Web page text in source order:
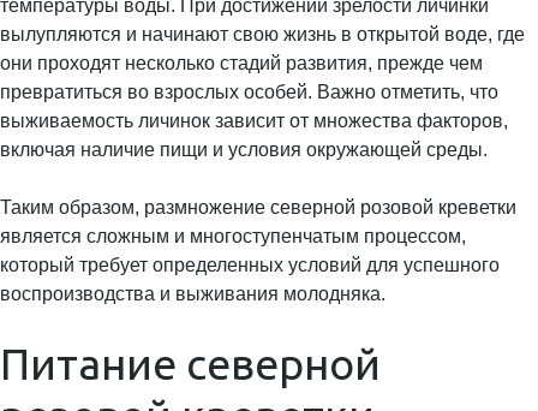
температуры воды. При достижении зрелости личинки
вылупляются и начинают свою жизнь в открытой воде, где
они проходят несколько стадий развития, прежде чем
превратиться во взрослых особей. Важно отметить, что
выживаемость личинок зависит от множества факторов,
включая наличие пищи и условия окружающей среды.
Таким образом, размножение северной розовой креветки
является сложным и многоступенчатым процессом,
который требует определенных условий для успешного
воспроизводства и выживания молодняка.
Питание северной